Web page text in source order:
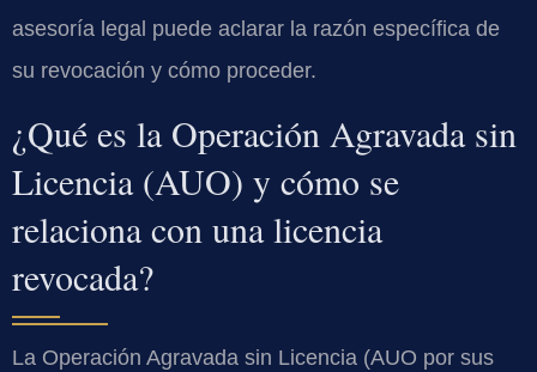
asesoría legal puede aclarar la razón específica de
su revocación y cómo proceder.
¿Qué es la Operación Agravada sin
Licencia (AUO) y cómo se
relaciona con una licencia
revocada?
La Operación Agravada sin Licencia (AUO por sus